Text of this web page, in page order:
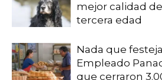
mejor calidad
tercera edad
Nada que
Empleado
que cerraron